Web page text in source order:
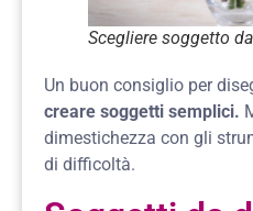
Scegliere soggetto
Un buon consiglio per
creare soggetti semplici.
dimestichezza con gli
di difficoltà.